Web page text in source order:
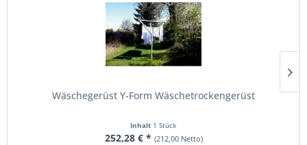
Wäschegerüst Y-Form Wäschetrockengerüst
Inhalt 1 Stück
252,28 € * (212,00 Netto)